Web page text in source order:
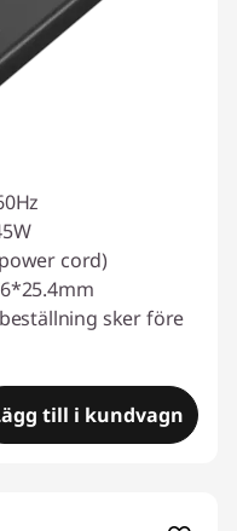
cord)
sker före
till i kundvagn